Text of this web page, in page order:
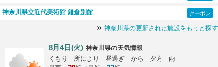
神奈川県立近代美術館 鎌倉別館 クーポン
神奈川県の更新された施設をもっと探す
8月4日(火) 神奈川県の天気情報
くもり 所により 昼過ぎ から 夕方 雨